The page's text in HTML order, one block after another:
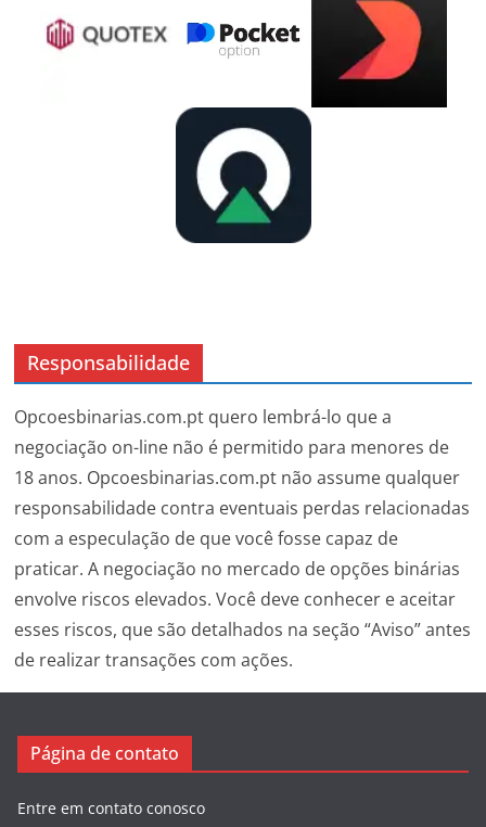
Responsabilidade
Opcoesbinarias.com.pt quero lembrá-lo que a
negociação on-line não é permitido para menores de
18 anos. Opcoesbinarias.com.pt não assume qualquer
responsabilidade contra eventuais perdas relacionadas
com a especulação de que você fosse capaz de
praticar. A negociação no mercado de opções binárias
envolve riscos elevados. Você deve conhecer e aceitar
esses riscos, que são detalhados na seção “Aviso” antes
de realizar transações com ações.
Página de contato
Entre em contato conosco